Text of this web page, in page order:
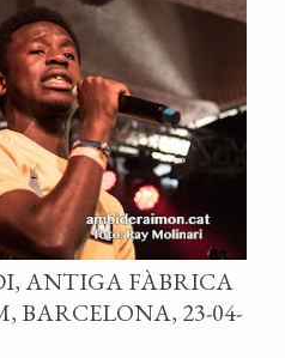
ANTIGA FÀBRICA
BARCELONA, 23-04-